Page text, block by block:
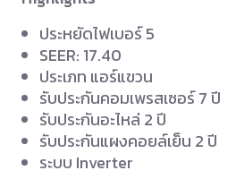
ประหยัดไฟเบอร์ 5
SEER: 17.40
ประเภท แอร์แขวน
รับประกันคอมเพรสเซอร์ 7 ปี
รับประกันอะไหล่ 2 ปี
รับประกันแผงคอยล์เย็น 2 ปี
ระบบ Inverter